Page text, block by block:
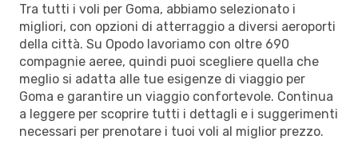
Tra tutti i voli per Goma, abbiamo selezionato i
migliori, con opzioni di atterraggio a diversi aeroporti
della città. Su Opodo lavoriamo con oltre 690
compagnie aeree, quindi puoi scegliere quella che
meglio si adatta alle tue esigenze di viaggio per
Goma e garantire un viaggio confortevole. Continua
a leggere per scoprire tutti i dettagli e i suggerimenti
necessari per prenotare i tuoi voli al miglior prezzo.